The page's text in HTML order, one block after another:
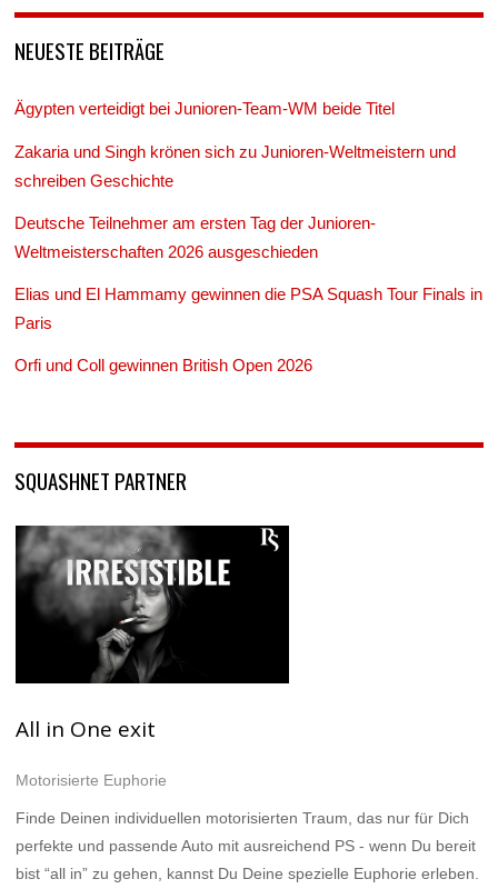
NEUESTE BEITRÄGE
Ägypten verteidigt bei Junioren-Team-WM beide Titel
Zakaria und Singh krönen sich zu Junioren-Weltmeistern und
schreiben Geschichte
Deutsche Teilnehmer am ersten Tag der Junioren-
Weltmeisterschaften 2026 ausgeschieden
Elias und El Hammamy gewinnen die PSA Squash Tour Finals in
Paris
Orfi und Coll gewinnen British Open 2026
SQUASHNET PARTNER
All in One exit
Motorisierte Euphorie
Finde Deinen individuellen motorisierten Traum, das nur für Dich
perfekte und passende Auto mit ausreichend PS - wenn Du bereit
bist “all in” zu gehen, kannst Du Deine spezielle Euphorie erleben.